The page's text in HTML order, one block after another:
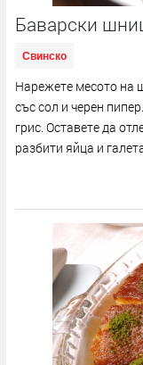
Баварски
Свинско
Нарежете месото на
със сол и черен
грис. Оставете да
разбити яйца и